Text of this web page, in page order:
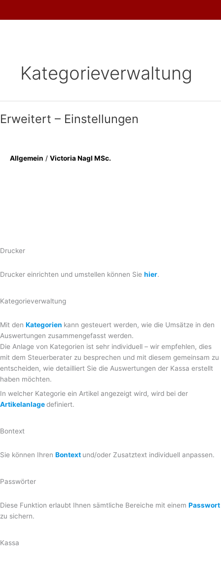
Kategorieverwaltung
Erweitert – Einstellungen
Allgemein / Victoria Nagl MSc.
Drucker
Drucker einrichten und umstellen können Sie hier.
Kategorieverwaltung
Mit den Kategorien kann gesteuert werden, wie die Umsätze in den
Auswertungen zusammengefasst werden.
Die Anlage von Kategorien ist sehr individuell – wir empfehlen, dies
mit dem Steuerberater zu besprechen und mit diesem gemeinsam zu
entscheiden, wie detailliert Sie die Auswertungen der Kassa erstellt
haben möchten.
In welcher Kategorie ein Artikel angezeigt wird, wird bei der
Artikelanlagedefiniert.
Bontext
Sie können Ihren Bontext und/oder Zusatztext individuell anpassen.
Passwörter
Diese Funktion erlaubt Ihnen sämtliche Bereiche mit einem Passwort
zu sichern.
Kassa